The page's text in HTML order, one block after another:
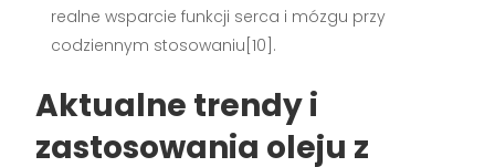
realne wsparcie funkcji serca i mózgu przy
codziennym stosowaniu[10].
Aktualne trendy i
zastosowania oleju z